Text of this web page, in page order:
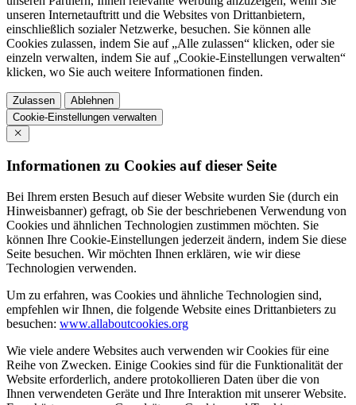
unseren Internetauftritt und die Websites von Drittanbietern,
einschließlich sozialer Netzwerke, besuchen. Sie können alle
Cookies zulassen, indem Sie auf „Alle zulassen“ klicken, oder sie
einzeln verwalten, indem Sie auf „Cookie-Einstellungen verwalten“
klicken, wo Sie auch weitere Informationen finden.
Zulassen
Ablehnen
Cookie-Einstellungen verwalten
Informationen zu Cookies auf dieser Seite
Bei Ihrem ersten Besuch auf dieser Website wurden Sie (durch ein
Hinweisbanner) gefragt, ob Sie der beschriebenen Verwendung von
Cookies und ähnlichen Technologien zustimmen möchten. Sie
können Ihre Cookie-Einstellungen jederzeit ändern, indem Sie diese
Seite besuchen. Wir möchten Ihnen erklären, wie wir diese
Technologien verwenden.
Um zu erfahren, was Cookies und ähnliche Technologien sind,
empfehlen wir Ihnen, die folgende Website eines Drittanbieters zu
besuchen: www.allaboutcookies.org
Wie viele andere Websites auch verwenden wir Cookies für eine
Reihe von Zwecken. Einige Cookies sind für die Funktionalität der
Website erforderlich, andere protokollieren Daten über die von
Ihnen verwendeten Geräte und Ihre Interaktion mit unserer Website.